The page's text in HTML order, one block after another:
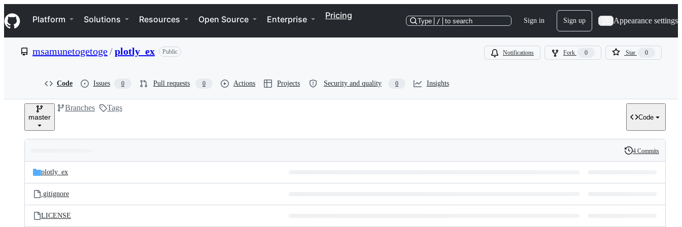
k
i
p
e
Navigation Menu
Platform Solutions Resources Open Source Enterprise Pricing
Type / to search Sign in Sign up Appearance settings
msamunetogetoge/plotly_ex Public Notifications Fork 0 Star 0
Code Issues 0 Pull requests 0 Actions Projects Security and quality 0 Insights
master
Branches Tags
Code
and
files
Latest
commit
History
4 Commits
plotly_ex
.gitignore
LICENSE